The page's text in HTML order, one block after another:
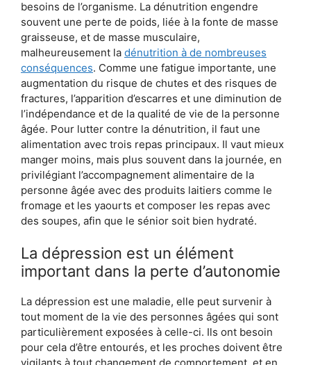
besoins de l’organisme. La dénutrition engendre
souvent une perte de poids, liée à la fonte de masse
graisseuse, et de masse musculaire,
malheureusement la dénutrition à de nombreuses
conséquences. Comme une fatigue importante, une
augmentation du risque de chutes et des risques de
fractures, l’apparition d’escarres et une diminution de
l’indépendance et de la qualité de vie de la personne
âgée. Pour lutter contre la dénutrition, il faut une
alimentation avec trois repas principaux. Il vaut mieux
manger moins, mais plus souvent dans la journée, en
privilégiant l’accompagnement alimentaire de la
personne âgée avec des produits laitiers comme le
fromage et les yaourts et composer les repas avec
des soupes, afin que le sénior soit bien hydraté.
La dépression est un élément
important dans la perte d’autonomie
La dépression est une maladie, elle peut survenir à
tout moment de la vie des personnes âgées qui sont
particulièrement exposées à celle-ci. Ils ont besoin
pour cela d’être entourés, et les proches doivent être